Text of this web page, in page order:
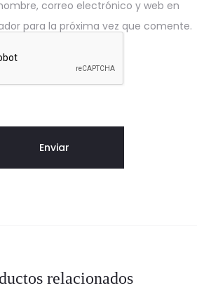
correo electrónico y web en
para la próxima vez que comente.
relacionados